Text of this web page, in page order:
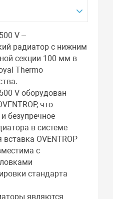
V –
радиатор с нижним
секции 100 мм в
Thermo
V оборудован
что
безупречное
в системе
OVENTROP
с
стандарта
являются